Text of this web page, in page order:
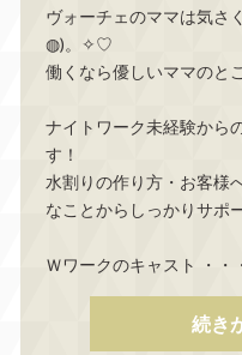
ヴォーチェのママは気
◍)。✧♡
働くなら優しいママのと
ナイトワーク未経験から
す！
水割りの作り方・お客様
なことからしっかりサポ
Ｗワークのキャスト ・・
続き